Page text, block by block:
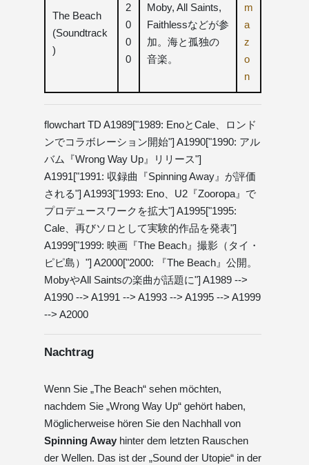
The Beach
(Soundtrack
)
2
0
0
0
Moby, All Saints,
Faithlessなどが参
加。海と孤独の
音楽。
m
a
z
o
n
flowchart TD A1989["1989: EnoとCale、ロンド
ンでコラボレーション開始"] A1990["1990: アル
バム『Wrong Way Up』リリース"]
A1991["1991: 収録曲『Spinning Away』が評価
される"] A1993["1993: Eno、U2『Zooropa』で
プロデュースワークを拡大"] A1995["1995:
Cale、再びソロとして実験的作品を発表"]
A1999["1999: 映画『The Beach』撮影（タイ・
ピピ島）"] A2000["2000: 『The Beach』公開。
MobyやAll Saintsの楽曲が話題に"] A1989 -->
A1990 --> A1991 --> A1993 --> A1995 --> A1999
--> A2000
Nachtrag
Wenn Sie „The Beach“ sehen möchten,
nachdem Sie „Wrong Way Up“ gehört haben,
Möglicherweise hören Sie den Nachhall von
Spinning Away hinter dem letzten Rauschen
der Wellen. Das ist der „Sound der Utopie“ in der